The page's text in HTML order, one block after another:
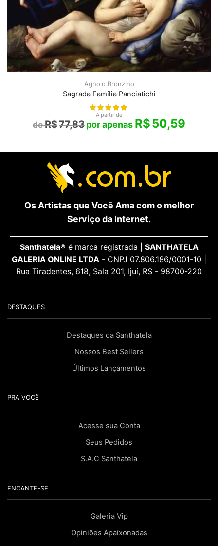
Agnolo Bronzino
Sagrada Família Panciatichi
A partir de
R$77,83 R$50,59
Os Artistas que Você Ama com o melhor
Serviço da Internet.
Santhatela® é marca registrada | SANTHATELA
GALERIA ONLINE LTDA - CNPJ 07.806.186/0001-10 |
Rua Tiradentes, 618, Sala 201, Ijuí, RS - 98700-220
DESTAQUES
Destaques da Santhatela
Nossos Best Sellers
Últimos Lançamentos
PRA VOCÊ
Acesse sua Conta
Seus Pedidos
S.A.C Santhatela
ENCANTE-SE
Galeria Vip
Opiniões Apaixonadas